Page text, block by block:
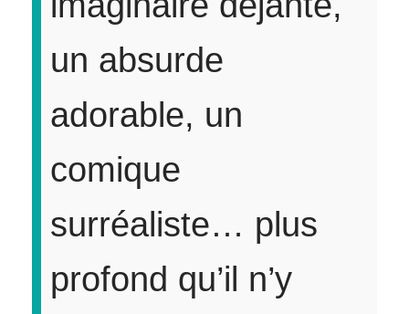
un absurde
adorable, un
comique
surréaliste… plus
profond qu’il n’y